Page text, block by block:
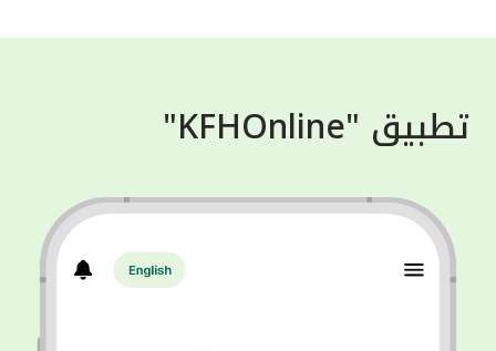
تطبيق "KFHOnline"